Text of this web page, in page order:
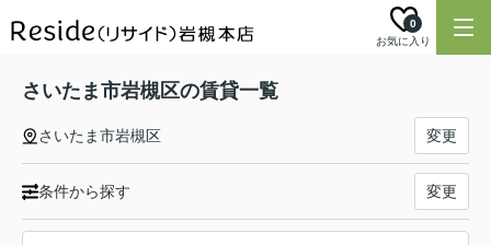
お気に入り
0
さいたま市岩槻区の賃貸一覧
さいたま市岩槻区 変更
条件から探す 変更